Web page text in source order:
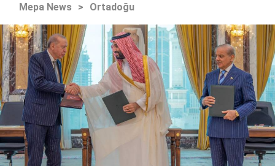
Mepa News > Ortadoğu